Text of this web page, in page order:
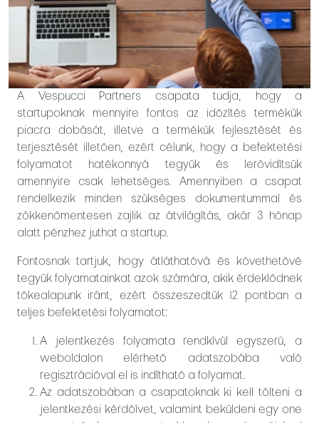
A Vespucci Partners csapata tudja, hogy a
startupoknak mennyire fontos az időzítés termékük
piacra dobását, illetve a termékük fejlesztését és
terjesztését illetően, ezért célunk, hogy a befektetési
folyamatot hatékonnyá tegyük és lerövidítsük
amennyire csak lehetséges. Amennyiben a csapat
rendelkezik minden szükséges dokumentummal és
zökkenőmentesen zajlik az átvilágítás, akár 3 hónap
alatt pénzhez juthat a startup.
Fontosnak tartjuk, hogy átláthatóvá és követhetővé
tegyük folyamatainkat azok számára, akik érdeklődnek
tőkealapunk iránt, ezért összeszedtük 12 pontban a
teljes befektetési folyamatot:
A jelentkezés folyamata rendkívül egyszerű, a
weboldalon elérhető adatszobába való
regisztrációval el is indítható a folyamat.
Az adatszobában a csapatoknak ki kell tölteni a
jelentkezési kérdőívet, valamint beküldeni egy one